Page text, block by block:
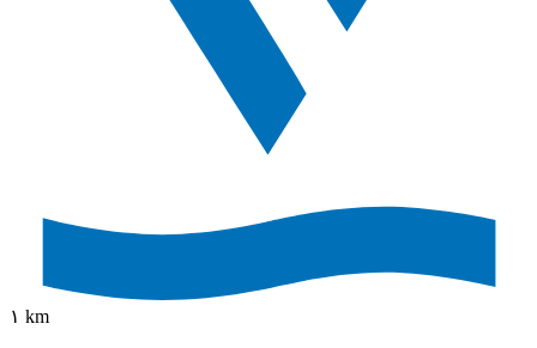
١ km